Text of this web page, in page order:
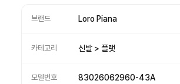
브랜드 Loro Piana
카테고리 신발 > 플랫
모델번호 83026062960-43A